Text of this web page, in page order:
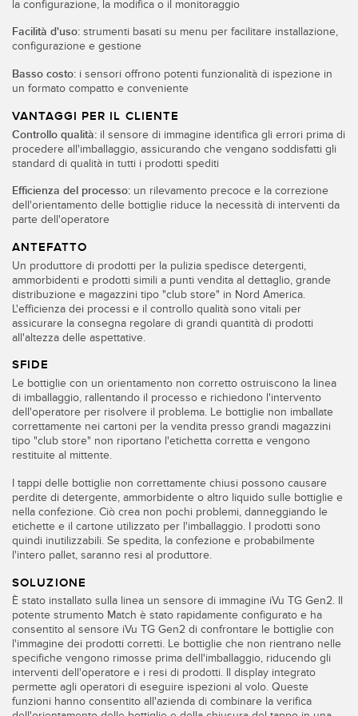
Sensori Pick-to-Light
Sensori di temperatura
Sensori di monitoraggio delle condizioni
Sensori di monitoraggio delle condizioni wireless
Sensori di vibrazioni
ACCESSORI
ACCESSORI
Convertitori
Set cavo
SOFTWARE
Software di configurazione dei sensori wireless
Software interfaccia utente sensore
TECNOLOGIA
Sensori con IO-Link
Lavaggio
la configurazione, la modifica o il monitoraggio
Facilità d'uso: strumenti basati su menu per facilitare installazione,
configurazione e gestione
Basso costo: i sensori offrono potenti funzionalità di ispezione in
un formato compatto e conveniente
VANTAGGI PER IL CLIENTE
Controllo qualità: il sensore di immagine identifica gli errori prima di
procedere all'imballaggio, assicurando che vengano soddisfatti gli
standard di qualità in tutti i prodotti spediti
Efficienza del processo: un rilevamento precoce e la correzione
dell'orientamento delle bottiglie riduce la necessità di interventi da
parte dell'operatore
ANTEFATTO
Un produttore di prodotti per la pulizia spedisce detergenti,
ammorbidenti e prodotti simili a punti vendita al dettaglio, grande
distribuzione e magazzini tipo "club store" in Nord America.
L'efficienza dei processi e il controllo qualità sono vitali per
assicurare la consegna regolare di grandi quantità di prodotti
all'altezza delle aspettative.
SFIDE
Le bottiglie con un orientamento non corretto ostruiscono la linea
di imballaggio, rallentando il processo e richiedono l'intervento
dell'operatore per risolvere il problema. Le bottiglie non imballate
correttamente nei cartoni per la vendita presso grandi magazzini
tipo "club store" non riportano l'etichetta corretta e vengono
restituite al mittente.
I tappi delle bottiglie non correttamente chiusi possono causare
perdite di detergente, ammorbidente o altro liquido sulle bottiglie e
nella confezione. Ciò crea non pochi problemi, danneggiando le
etichette e il cartone utilizzato per l'imballaggio. I prodotti sono
quindi inutilizzabili. Se spedita, la confezione e probabilmente
l'intero pallet, saranno resi al produttore.
SOLUZIONE
È stato installato sulla linea un sensore di immagine iVu TG Gen2. Il
potente strumento Match è stato rapidamente configurato e ha
consentito al sensore iVu TG Gen2 di confrontare le bottiglie con
l'immagine dei prodotti corretti. Le bottiglie che non rientrano nelle
specifiche vengono rimosse prima dell'imballaggio, riducendo gli
interventi dell'operatore e i resi di prodotti. Il display integrato
permette agli operatori di eseguire ispezioni al volo. Queste
funzioni hanno consentito all'azienda di combinare la verifica